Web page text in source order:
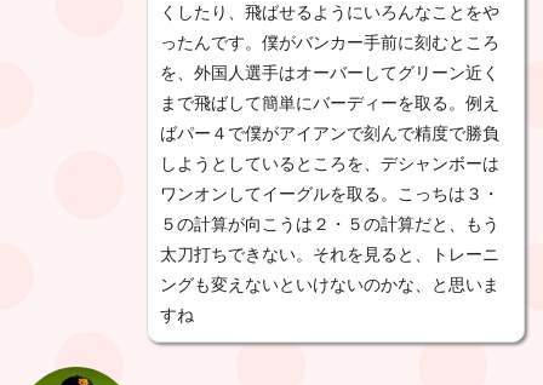
くしたり、飛ばせるようにいろんなことをや
ったんです。僕がバンカー手前に刻むところ
を、外国人選手はオーバーしてグリーン近く
まで飛ばして簡単にバーディーを取る。例え
ばパー４で僕がアイアンで刻んで精度で勝負
しようとしているところを、デシャンボーは
ワンオンしてイーグルを取る。こっちは３・
５の計算が向こうは２・５の計算だと、もう
太刀打ちできない。それを見ると、トレーニ
ングも変えないといけないのかな、と思いま
すね